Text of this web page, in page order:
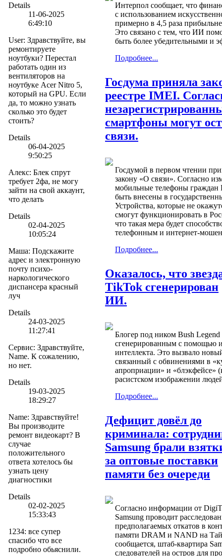
Details
11-06-2025
6:49:10
User: Здравствуйте, вы
ремонтируете
ноутбуки? Перестал
работать один из
вентиляторов на
ноутбуке Acer Nitro 5,
который на GPU. Если
да, то можно узнать
сколько это будет
стоить?
Details
06-04-2025
9:50:25
Алекс: Блек спрут
требует 2фа, не могу
зайти на свой аккаунт,
что делать
Details
02-04-2025
10:05:24
Маша: Подскажите
адрес и электронную
почту психо-
наркологического
диспансера красный
луч
Details
24-03-2025
11:27:41
Сервис: Здравствуйте,
Name. К сожалению,
но нет.
Details
19-03-2025
18:29:27
Name: Здравствуйте!
Вы производите
ремонт видеокарт? В
случае
положительного
ответа хотелось бы
узнать цену
диагностики
Details
02-02-2025
15:33:43
1234: все супер
спасибо что все
подробно обьяснили.
Интерпол сообщает, что
с использованием
примерно в 4,5 раза
Это связано с тем, что ИИ
быть более убедительными и
Подробнее...
Госдума приняла
реестре IMEI.
смартфоны могут
связи.
Госдумой в первом чтении
закону «О связи». Согласно
мобильные телефоны
быть внесены в
Устройства, которые не
смогут функционировать в
что такая мера будет
телефонным и интернет-
Подробнее...
Оказалось, что
TikTok сгенерирован
ИИ.
Блогер под ником Bush Legend
сгенерированным с помощью
интеллекта. Это вызвало
связанный с обвинениями в
апроприации» и «блэкфейсе»
расистском изображении
Подробнее...
Дефицит довёл до
криминала:
Samsung брали
за оптовые поставки
памяти без очереди
Согласно информации от
Samsung проводит
предполагаемых откатов в
памяти DRAM и NAND на
сообщается, штаб-квартира
следователей на остров для